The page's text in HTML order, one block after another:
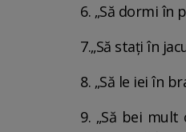
6. „Să dormi în
7.„Să stați în
8. „Să le iei în
9. „Să bei